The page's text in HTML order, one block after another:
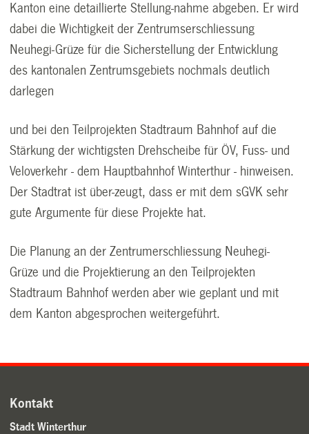
Kanton eine detaillierte Stellung-nahme abgeben. Er wird
dabei die Wichtigkeit der Zentrumserschliessung
Neuhegi-Grüze für die Sicherstellung der Entwicklung
des kantonalen Zentrumsgebiets nochmals deutlich
darlegen
und bei den Teilprojekten Stadtraum Bahnhof auf die
Stärkung der wichtigsten Drehscheibe für ÖV, Fuss- und
Veloverkehr - dem Hauptbahnhof Winterthur - hinweisen.
Der Stadtrat ist über-zeugt, dass er mit dem sGVK sehr
gute Argumente für diese Projekte hat.
Die Planung an der Zentrumerschliessung Neuhegi-
Grüze und die Projektierung an den Teilprojekten
Stadtraum Bahnhof werden aber wie geplant und mit
dem Kanton abgesprochen weitergeführt.
Kontakt
Stadt Winterthur